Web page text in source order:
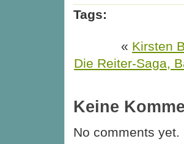
Tags:
« Kirsten
Die Reiter-Saga,
Keine
No comments yet.